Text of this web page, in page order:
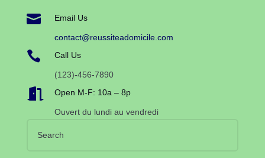
 Email Us
contact@reussiteadomicile.com
 Call Us
(123)-456-7890
 Open M-F: 10a – 8p
Ouvert du lundi au vendredi